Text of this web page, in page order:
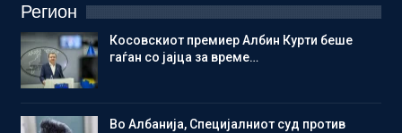
Регион
Косовскиот премиер Албин Курти беше
гаѓан со јајца за време…
Во Албанија, Специјалниот суд против